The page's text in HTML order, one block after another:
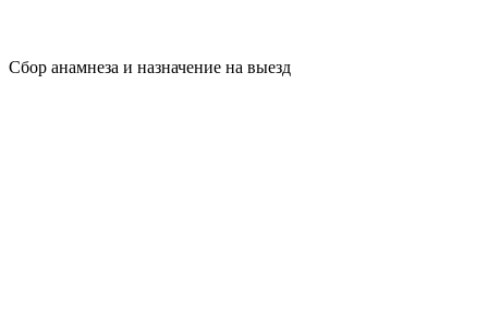
Сбор анамнеза и назначение на выезд